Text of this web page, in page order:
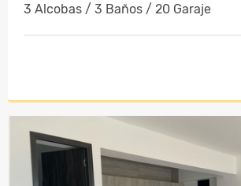
3 Alcobas / 3 Baños / 20 Garaje